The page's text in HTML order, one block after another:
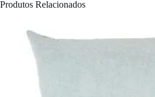
Produtos Relacionados